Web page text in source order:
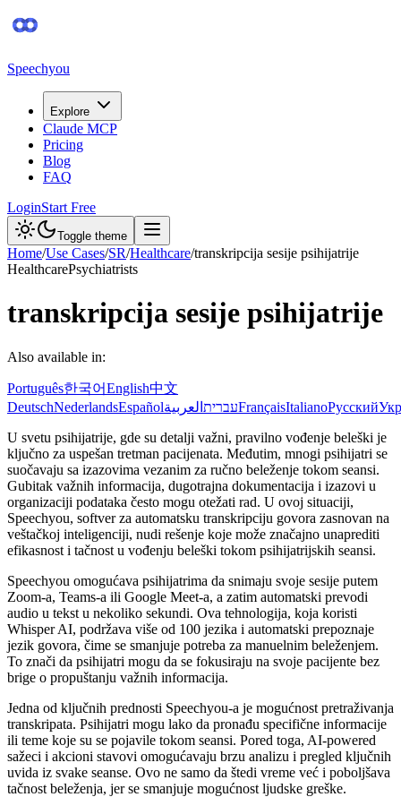
Speechyou
Explore
Claude MCP
Pricing
Blog
FAQ
LoginStart Free
Toggle theme
Home/Use Cases/SR/Healthcare/transkripcija sesije psihijatrije
HealthcarePsychiatrists
transkripcija sesije psihijatrije
Also available in:
Português한국어English中文
DeutschNederlandsEspañol עברית العربية FrançaisItalianoРусский
U svetu psihijatrije, gde su detalji važni, pravilno vođenje beleški je
ključno za uspešan tretman pacijenata. Međutim, mnogi psihijatri se
suočavaju sa izazovima vezanim za ručno beleženje tokom seansi.
Gubitak važnih informacija, dugotrajna dokumentacija i izazovi u
organizaciji podataka često mogu otežati rad. U ovoj situaciji,
Speechyou, softver za automatsku transkripciju govora zasnovan na
veštačkoj inteligenciji, nudi rešenje koje može značajno unaprediti
efikasnost i tačnost u vođenju beleški tokom psihijatrijskih seansi.
Speechyou omogućava psihijatrima da snimaju svoje sesije putem
Zoom-a, Teams-a ili Google Meet-a, a zatim automatski prevodi
audio u tekst u nekoliko sekundi. Ova tehnologija, koja koristi
Whisper AI, podržava više od 100 jezika i automatski prepoznaje
jezik govora, čime se smanjuje potreba za manuelnim beleženjem.
To znači da psihijatri mogu da se fokusiraju na svoje pacijente bez
brige o propuštanju važnih informacija.
Jedna od ključnih prednosti Speechyou-a je mogućnost pretraživanja
transkripata. Psihijatri mogu lako da pronađu specifične informacije
ili teme koje su se pojavile tokom seansi. Pored toga, AI-powered
sažeci i akcioni stavovi omogućavaju brzu analizu i pregled ključnih
uvida iz svake seanse. Ovo ne samo da štedi vreme već i poboljšava
tačnost beleženja, jer se smanjuje mogućnost ljudske greške.